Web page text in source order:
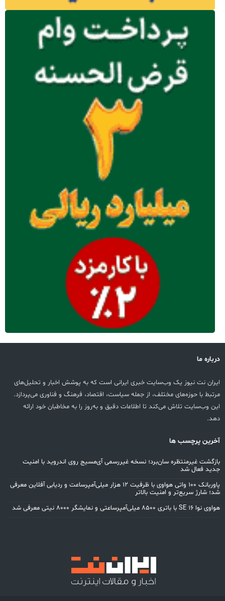
درباره ما
ایران نت نیوز یک وب‌سایت خبری ایرانی است که به پوشش اخبار و تحلیل‌های
مرتبط با حوزه‌های مختلف، از جمله سیاست، اقتصاد، فرهنگ و فناوری می‌پردازد.
این وب‌سایت تلاش می‌کند تا اطلاعات دقیق و به‌روز را به مخاطبان خود ارائه
دهد.
آخرین پرچسب ها
بازگشت غیرمنتظره سان‌برد؛ نسخه غیررسمی آی‌مسیج روی اندروید با امنیت
جدید فعال شد
پاوربانک ۱۰۰ واتی هواوی با ظرفیت ۱۲ هزار میلی‌آمپرساعت و ردیابی آفلاین معرفی
شد؛ شارژ سریع‌تر و امنیت بالاتر
هواوی نوا 16 SE با باتری ۸۵۰۰ میلی‌آمپرساعتی و نمایشگر ۸۰۰۰ نیتی معرفی شد